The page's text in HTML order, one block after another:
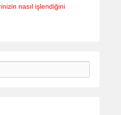
nasıl işlendiğini